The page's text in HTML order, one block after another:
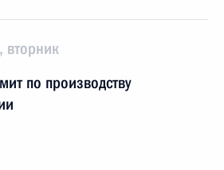
вторник
по производству